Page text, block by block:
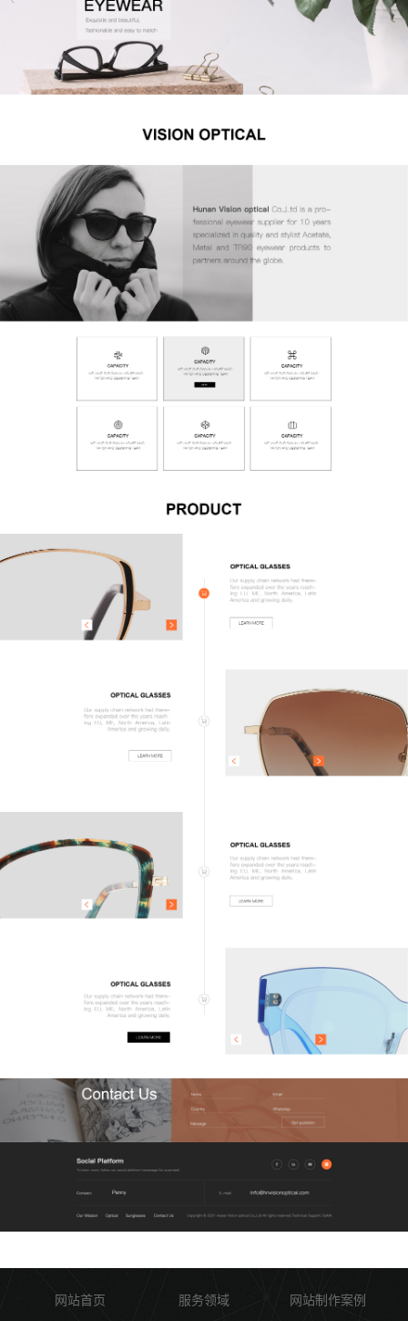
网站首页 服务领域
网站制作案例